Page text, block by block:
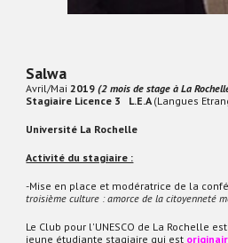
Salwa
Avril/Mai 2019 (2 mois de stage à La
Stagiaire Licence 3 L.E.A (Langues
Université La Rochelle
Activité du stagiaire :
-Mise en place et modératrice de la
troisième culture : amorce de la citoyenneté
Le Club pour l'UNESCO de La Rochelle
jeune étudiante stagiaire qui est